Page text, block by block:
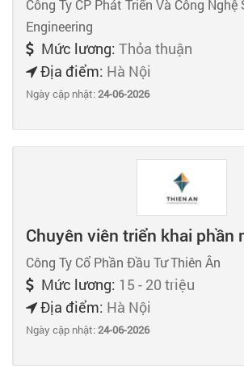
Công Ty CP Phát Triển Và Công Nghệ
Engineering
Mức lương: Thỏa thuận
Địa điểm: Hà Nội
Ngày cập nhật:24-06-2026
Chuyên viên triển khai phần
Công Ty Cổ Phần Đầu Tư Thiên Ân
Mức lương: 15 - 20 triệu
Địa điểm: Hà Nội
Ngày cập nhật:24-06-2026